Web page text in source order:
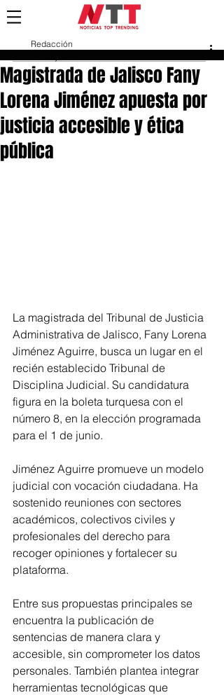
Magistrada de Jalisco Fany
Lorena Jiménez apuesta por
justicia accesible y ética
pública
Redacción
La magistrada del Tribunal de Justicia
Administrativa de Jalisco, Fany Lorena
Jiménez Aguirre, busca un lugar en el
recién establecido Tribunal de
Disciplina Judicial. Su candidatura
figura en la boleta turquesa con el
número 8, en la elección programada
para el 1 de junio.
Jiménez Aguirre promueve un modelo
judicial con vocación ciudadana. Ha
sostenido reuniones con sectores
académicos, colectivos civiles y
profesionales del derecho para
recoger opiniones y fortalecer su
plataforma.
Entre sus propuestas principales se
encuentra la publicación de
sentencias de manera clara y
accesible, sin comprometer los datos
personales. También plantea integrar
herramientas tecnológicas que